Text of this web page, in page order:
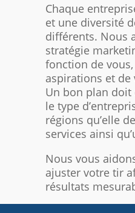
Chaque
et une diversité
différents. Nous
stratégie
fonction de
aspirations et
Un bon plan doit
le type
régions qu’elle
services ainsi
Nous vous
ajuster votre tir
résultats